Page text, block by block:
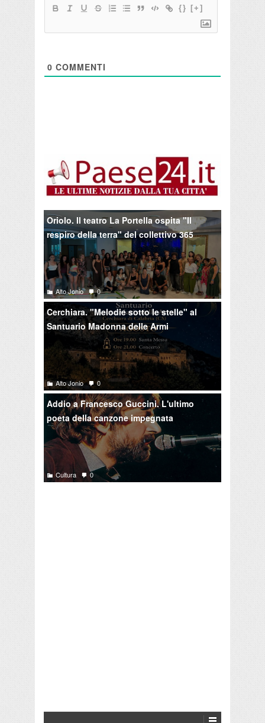
{} [+]
0 COMMENTI
Oriolo. Il teatro La Portella ospita "Il
respiro della terra" del collettivo 365
Alto Jonio 0
Cerchiara. "Melodie sotto le stelle" al
Santuario Madonna delle Armi
Alto Jonio 0
Addio a Francesco Guccini. L'ultimo
poeta della canzone impegnata
Cultura 0